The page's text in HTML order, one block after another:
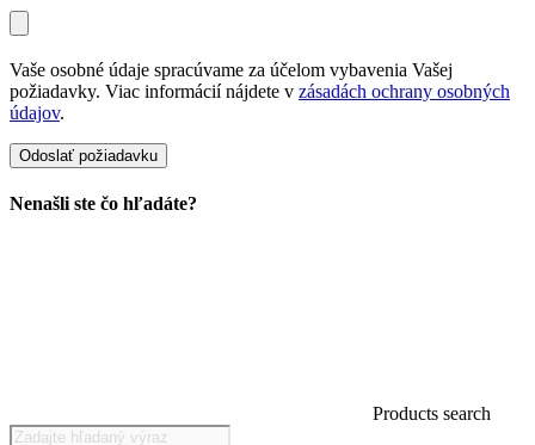
Vaše osobné údaje spracúvame za účelom vybavenia Vašej
požiadavky. Viac informácií nájdete v zásadách ochrany osobných
údajov.
Nenašli ste čo hľadáte?
Products search